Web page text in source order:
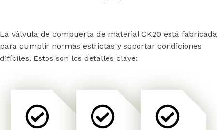
La válvula de compuerta de material CK20 está fabricada
para cumplir normas estrictas y soportar condiciones
difíciles. Estos son los detalles clave: